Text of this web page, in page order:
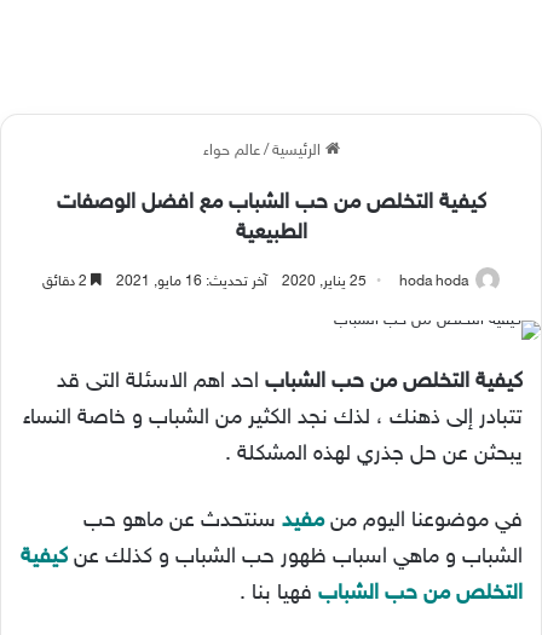
الرئيسية / عالم حواء
كيفية التخلص من حب الشباب مع افضل الوصفات
الطبيعية
hoda hoda 25 يناير, 2020 آخر تحديث: 16 مايو, 2021
كيفية التخلص من حب الشباب احد اهم الاسئلة التى قد
تتبادر إلى ذهنك ، لذك نجد الكثير من الشباب و خاصة النساء
يبحثن عن حل جذري لهذه المشكلة .
في موضوعنا اليوم منمفيد سنتحدث عن ماهو حب
الشباب و ماهي اسباب ظهور حب الشباب و كذلك عن كيفية
التخلص من حب الشباب فهيا بنا .